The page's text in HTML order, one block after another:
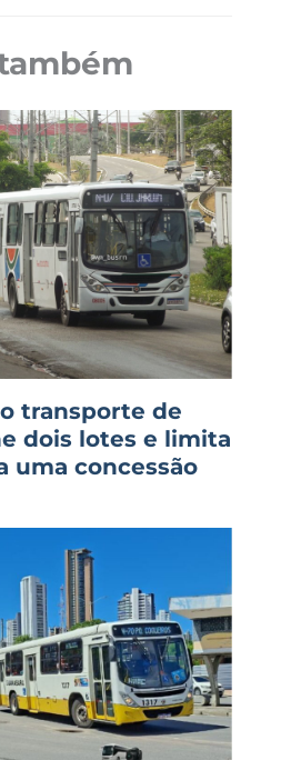
transporte de
dois lotes e limita
uma concessão